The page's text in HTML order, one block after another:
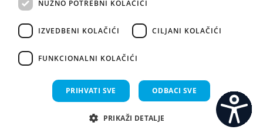
LINKOVI
Uvjeti korištenja
NUŽNO POTREBNI KOLAČIĆI
IZVEDBENI KOLAČIĆI CILJANI KOLAČIĆI
FUNKCIONALNI KOLAČIĆI
PRIHVATI SVE ODBACI SVE
PRIKAŽI DETALJE